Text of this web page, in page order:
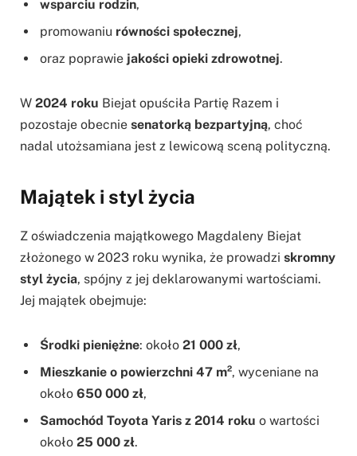
wsparciu rodzin,
promowaniu równości społecznej,
oraz poprawie jakości opieki zdrowotnej.
W 2024 roku Biejat opuściła Partię Razem i
pozostaje obecnie senatorką bezpartyjną, choć
nadal utożsamiana jest z lewicową sceną polityczną.
Majątek i styl życia
Z oświadczenia majątkowego Magdaleny Biejat
złożonego w 2023 roku wynika, że prowadzi skromny
styl życia, spójny z jej deklarowanymi wartościami.
Jej majątek obejmuje:
Środki pieniężne: około 21 000 zł,
Mieszkanie o powierzchni 47 m², wyceniane na
około 650 000 zł,
Samochód Toyota Yaris z 2014 roku o wartości
około 25 000 zł.